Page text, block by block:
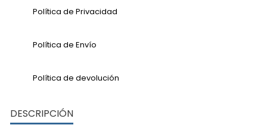
Política de Privacidad
Política de Envío
Política de devolución
DESCRIPCIÓN